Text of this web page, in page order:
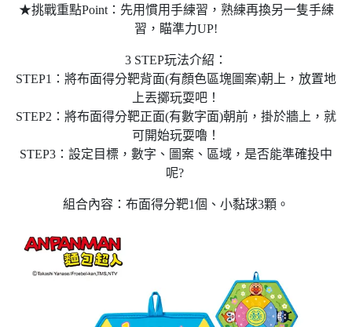
★挑戰重點Point：先用慣用手練習，熟練再換另一隻手練
習，瞄準力UP!
3 STEP玩法介紹：
STEP1：將布面得分靶背面(有顏色區塊圖案)朝上，放置地
上丟擲玩耍吧！
STEP2：將布面得分靶正面(有數字面)朝前，掛於牆上，就
可開始玩耍嚕！
STEP3：設定目標，數字、圖案、區域，是否能準確投中
呢?
組合內容：布面得分靶1個、小黏球3顆。